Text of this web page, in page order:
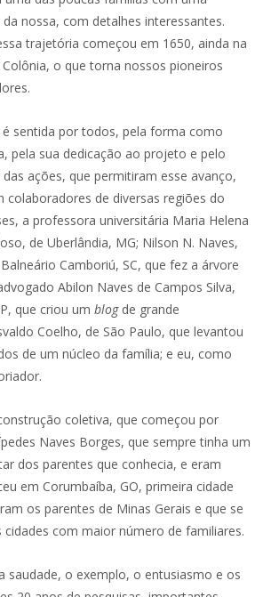
nossa, com detalhes interessantes.
trajetória começou em 1650, ainda na
o que torna nossos pioneiros
é sentida por todos, pela forma como
pela sua dedicação ao projeto e pelo
ações, que permitiram esse avanço,
colaboradores de diversas regiões do
a professora universitária Maria Helena
de Uberlândia, MG; Nilson N. Naves,
Camboriú, SC, que fez a árvore
Abilon Naves de Campos Silva,
que criou um blog de grande
Coelho, de São Paulo, que levantou
de um núcleo da família; e eu, como
coletiva, que começou por
Naves Borges, que sempre tinha um
dos parentes que conhecia, e eram
em Corumbaíba, GO, primeira cidade
os parentes de Minas Gerais e que se
com maior número de familiares.
saudade, o exemplo, o entusiasmo e os